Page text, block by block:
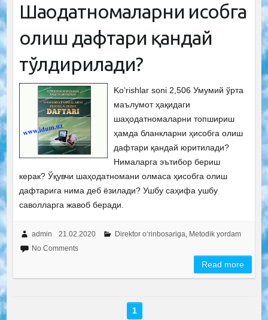
Шаҳодатномаларни ҳисобга
олиш дафтари қандай
тўлдирилади?
Ko‘rishlar soni 2,506 Умумий ўрта
маълумот ҳақидаги
шаҳодатномаларни топшириш
ҳамда бланкларни ҳисобга олиш
дафтари қандай юритилади?
Нималарга эътибор бериш
керак? Ўқувчи шаҳодатномани олмаса ҳисобга олиш
дафтарига нима деб ёзилади? Ушбу саҳифа ушбу
саволларга жавоб беради.
admin 21.02.2020 Direktor o‘rinbosariga, Metodik yordam
No Comments
Read more
1